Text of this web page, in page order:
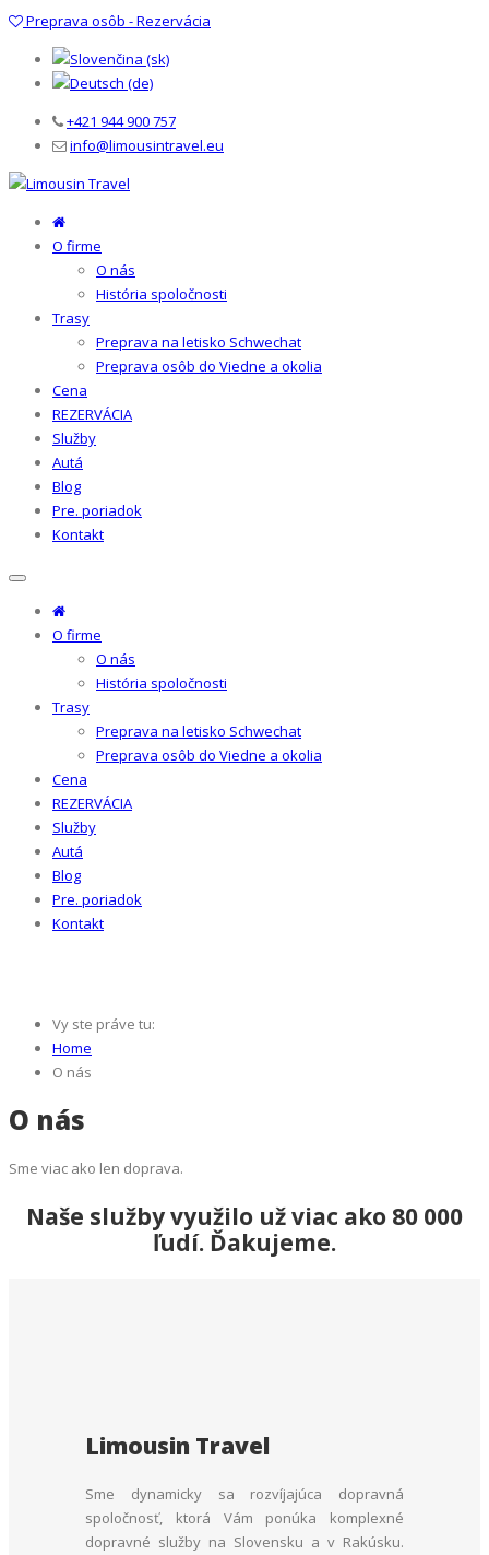
Preprava osôb - Rezervácia
+421 944 900 757
info@limousintravel.eu
O firme
O nás
História spoločnosti
Trasy
Preprava na letisko Schwechat
Preprava osôb do Viedne a okolia
Cena
REZERVÁCIA
Služby
Autá
Blog
Pre. poriadok
Kontakt
O firme
O nás
História spoločnosti
Trasy
Preprava na letisko Schwechat
Preprava osôb do Viedne a okolia
Cena
REZERVÁCIA
Služby
Autá
Blog
Pre. poriadok
Kontakt
Vy ste práve tu:
Home
O nás
O nás
Sme viac ako len doprava.
Naše služby využilo už viac ako 80 000
ľudí. Ďakujeme.
Limousin Travel
Sme dynamicky sa rozvíjajúca dopravná
spoločnosť, ktorá Vám ponúka komplexné
dopravné služby na Slovensku a v Rakúsku.